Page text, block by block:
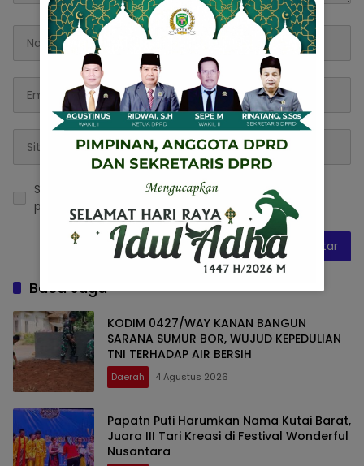
Simpan nama, email, dan situs web saya pada
peramban ini untuk komentar saya berikutnya.
Baca Juga
KODIM 0427/WAY KANAN BANGUN
SARANA SUMUR BOR, WUJUD KEPEDULIAN
TNI TERHADAP AIR BERSIH
Daerah 4 Agustus 2026
Papatn Puti Harumkan Nama Kutai Barat,
Juara III Tari Kreasi di Festival Wonderful
Nusantara